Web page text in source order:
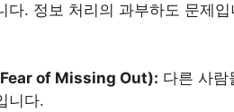
다. 정보 처리의 과부하도 문제
of Missing Out): 다른 사람
니다.